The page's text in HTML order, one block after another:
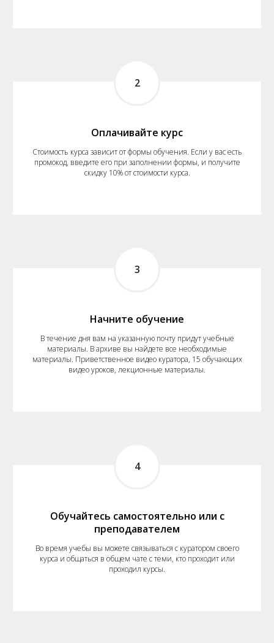
2
Оплачивайте курс
Стоимость курса зависит от формы обучения. Если у вас есть
промокод, введите его при заполнении формы, и получите
скидку 10% от стоимости курса.
3
Начните обучение
В течение дня вам на указанную почту придут учебные
материалы. В архиве вы найдете все необходимые
материалы. Приветственное видео куратора, 15 обучающих
видео уроков, лекционные материалы.
4
Обучайтесь самостоятельно или с
преподавателем
Во время учебы вы можете связываться с куратором своего
курса и общаться в общем чате с теми, кто проходит или
проходил курсы.